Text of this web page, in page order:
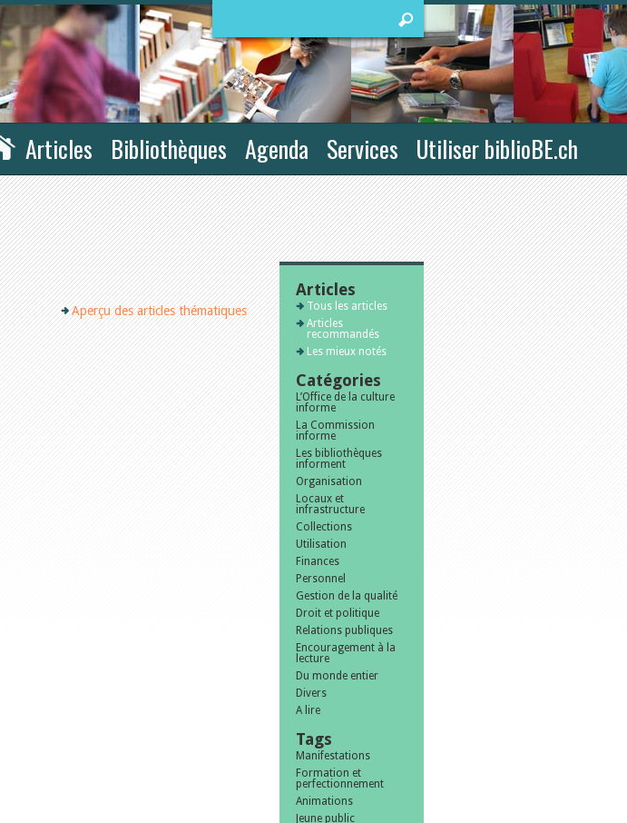
Articles Bibliothèques Agenda Services Utiliser biblioBE.ch
Aperçu des articles thématiques
Articles
Tous les articles
Articles
recommandés
Les mieux notés
Catégories
L’Office de la culture
informe
La Commission
informe
Les bibliothèques
informent
Organisation
Locaux et
infrastructure
Collections
Utilisation
Finances
Personnel
Gestion de la qualité
Droit et politique
Relations publiques
Encouragement à la
lecture
Du monde entier
Divers
A lire
Tags
Manifestations
Formation et
perfectionnement
Animations
Jeune public